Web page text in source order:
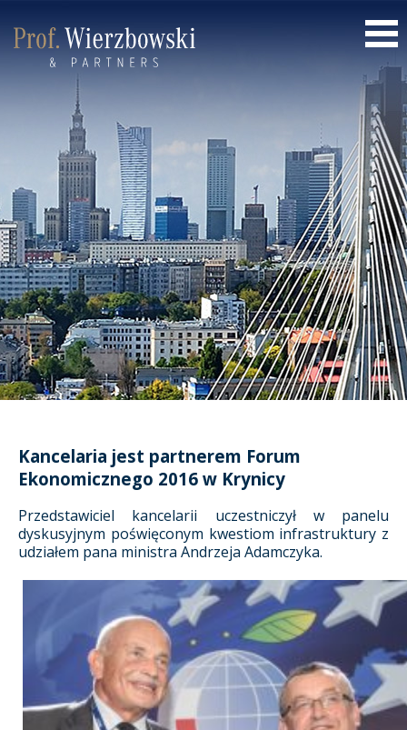
Kancelaria jest partnerem Forum
Ekonomicznego 2016 w Krynicy
Przedstawiciel kancelarii uczestniczył w panelu
dyskusyjnym poświęconym kwestiom infrastruktury z
udziałem pana ministra Andrzeja Adamczyka.